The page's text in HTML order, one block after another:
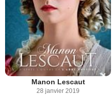
Manon Lescaut
28 janvier 2019